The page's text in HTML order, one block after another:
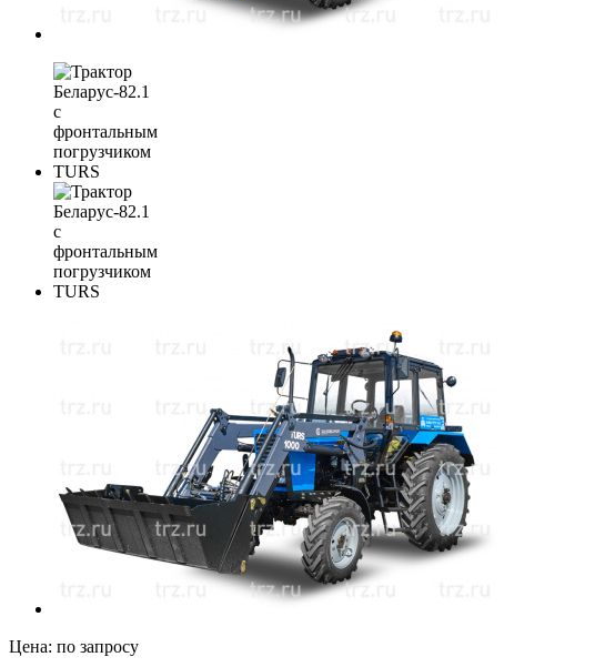
Цена: по запросу